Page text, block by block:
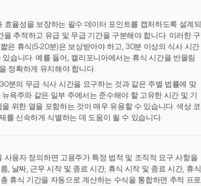
율성을 보장하는 필수 데이터 포인트를 캡처하도록 설계되
추적하고 유급 및 무급 기간을 구분해야 합니다. 이러한 구
은 휴식(5-20분)은 보상받아야 하고, 30분 이상의 식사 시간
습니다. 예를 들어, 캘리포니아에서는 휴식 시간을 반올림
정확하게 유지해야 합니다.
분의 무급 식사 시간을 요구하는 것과 같은 주별 법률에 맞
욕주와 같은 일부 주에서는 준수해야 할 고유한 시간 및 기
위한 열을 포함하는 것이 매우 유용할 수 있습니다. 색상 코
를 신속하게 식별하는 데 도움이 될 수 있습니다.
용자 정의하면 고용주가 특정 법적 및 조직적 요구 사항을
, 날짜, 근무 시작 및 종료 시간, 휴식 시작 및 종료 시간, 휴식
휴식 기간을 자동으로 계산하는 수식을 통합하면 추적 프로